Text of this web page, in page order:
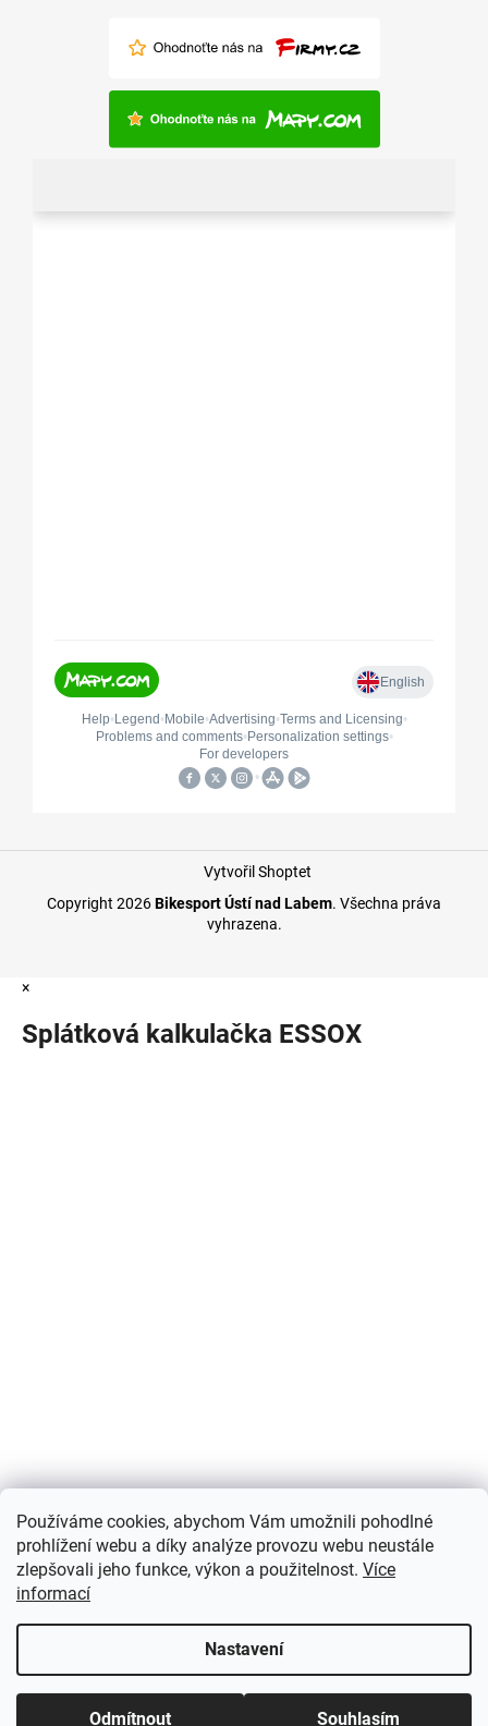
Používáme cookies, abychom Vám umožnili pohodlné
prohlížení webu a díky analýze provozu webu neustále
zlepšovali jeho funkce, výkon a použitelnost. Více
informací
Nastavení
Odmítnout Souhlasím
Vytvořil Shoptet
Copyright 2026Bikesport Ústí nad Labem. Všechna práva
vyhrazena.
×
Splátková kalkulačka ESSOX